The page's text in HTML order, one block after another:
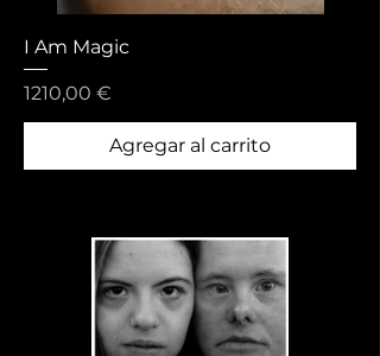
I Am Magic
Precio
1210,00 €
Agregar al carrito